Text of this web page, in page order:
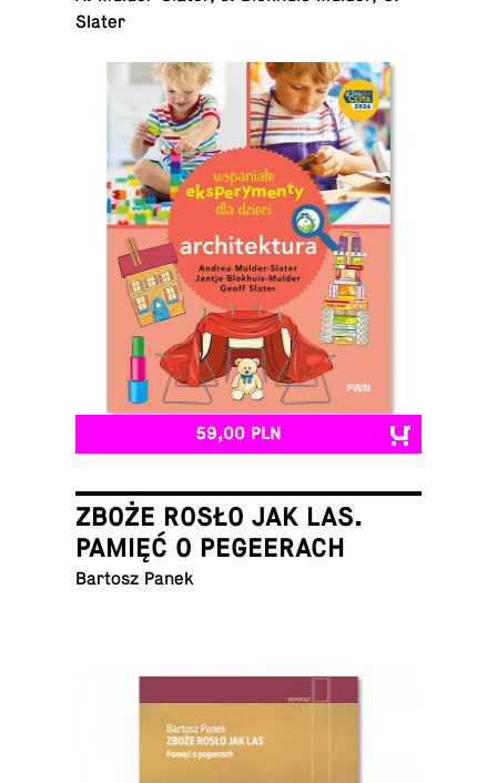
Slater
59,00 PLN
ZBOŻE ROSŁO JAK LAS.
PAMIĘĆ O PEGEERACH
Bartosz Panek